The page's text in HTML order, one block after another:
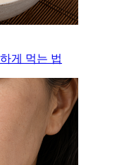
게 먹는 법